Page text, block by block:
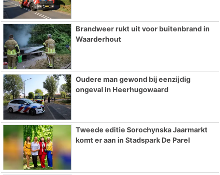
Brandweer rukt uit voor buitenbrand in
Waarderhout
Oudere man gewond bij eenzijdig
ongeval in Heerhugowaard
Tweede editie Sorochynska Jaarmarkt
komt er aan in Stadspark De Parel